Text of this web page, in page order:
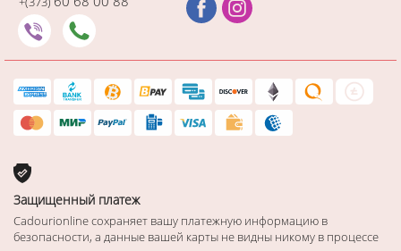
Защищенный платеж
Cadourionline сохраняет вашу платежную информацию в
безопасности, а данные вашей карты не видны никому в процессе